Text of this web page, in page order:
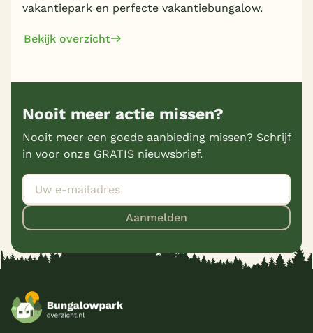
vakantiepark en perfecte vakantiebungalow.
Bekijk overzicht
Nooit meer actie missen?
Nooit meer een goede aanbieding missen? Schrijf
in voor onze GRATIS nieuwsbrief.
Aanmelden